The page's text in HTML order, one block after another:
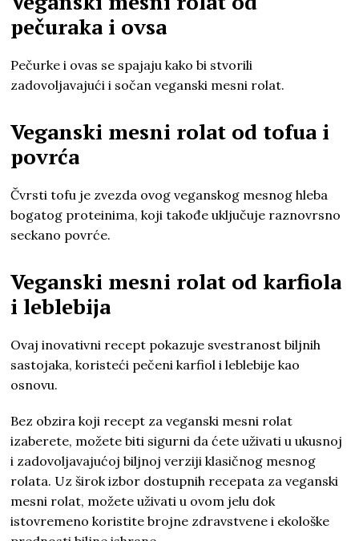
pečuraka i ovsa
Pečurke i ovas se spajaju kako bi stvorili
zadovoljavajući i sočan veganski mesni rolat.
Veganski mesni rolat od tofua i
povrća
Čvrsti tofu je zvezda ovog veganskog mesnog hleba
bogatog proteinima, koji takođe uključuje raznovrsno
seckano povrće.
Veganski mesni rolat od karfiola
i leblebija
Ovaj inovativni recept pokazuje svestranost biljnih
sastojaka, koristeći pečeni karfiol i leblebije kao
osnovu.
Bez obzira koji recept za veganski mesni rolat
izaberete, možete biti sigurni da ćete uživati u ukusnoj
i zadovoljavajućoj biljnoj verziji klasičnog mesnog
rolata. Uz širok izbor dostupnih recepata za veganski
mesni rolat, možete uživati u ovom jelu dok
istovremeno koristite brojne zdravstvene i ekološke